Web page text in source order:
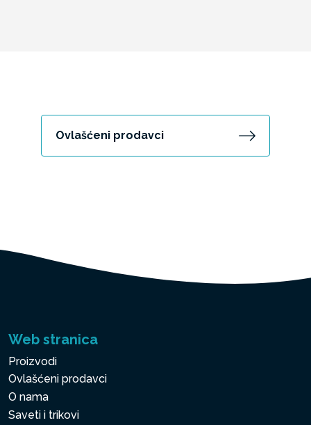
Ovlašćeni prodavci
Web stranica
Proizvodi
Ovlašćeni prodavci
O nama
Saveti i trikovi